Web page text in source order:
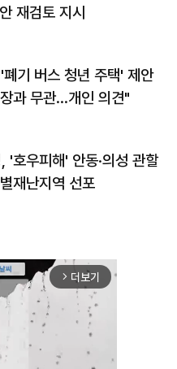
재검토 지시
기 버스 청년 주택' 제안
과 무관…개인 의견"
'호우피해' 안동·의성 관할
재난지역 선포
arrow_forward_ios 더보기